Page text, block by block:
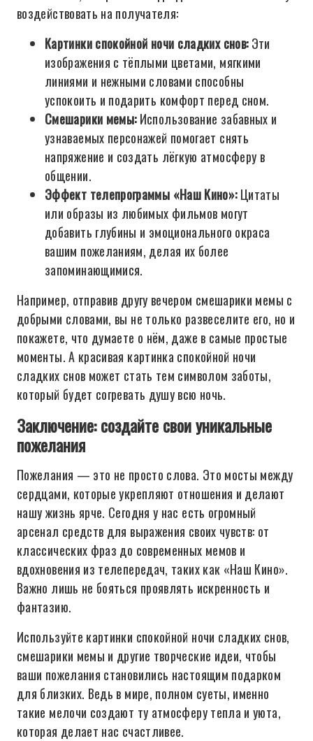
воздействовать на получателя:
Картинки спокойной ночи сладких снов:Эти
изображения с тёплыми цветами, мягкими
линиями и нежными словами способны
успокоить и подарить комфорт перед сном.
Смешарики мемы:Использование забавных и
узнаваемых персонажей помогает снять
напряжение и создать лёгкую атмосферу в
общении.
Эффект телепрограммы «Наш Кино»:Цитаты
или образы из любимых фильмов могут
добавить глубины и эмоционального окраса
вашим пожеланиям, делая их более
запоминающимися.
Например, отправив другу вечером смешарики мемы с
добрыми словами, вы не только развеселите его, но и
покажете, что думаете о нём, даже в самые простые
моменты. А красивая картинка спокойной ночи
сладких снов может стать тем символом заботы,
который будет согревать душу всю ночь.
Заключение: создайте свои уникальные
пожелания
Пожелания — это не просто слова. Это мосты между
сердцами, которые укрепляют отношения и делают
нашу жизнь ярче. Сегодня у нас есть огромный
арсенал средств для выражения своих чувств: от
классических фраз до современных мемов и
вдохновения из телепередач, таких как «Наш Кино».
Важно лишь не бояться проявлять искренность и
фантазию.
Используйте картинки спокойной ночи сладких снов,
смешарики мемы и другие творческие идеи, чтобы
ваши пожелания становились настоящим подарком
для близких. Ведь в мире, полном суеты, именно
такие мелочи создают ту атмосферу тепла и уюта,
которая делает нас счастливее.